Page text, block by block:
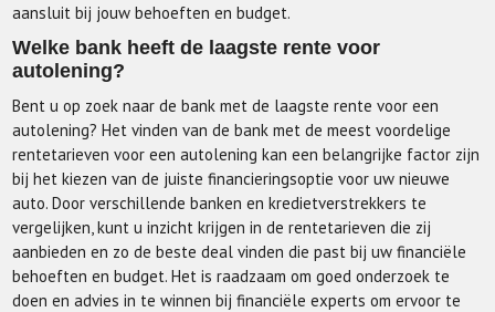
aansluit bij jouw behoeften en budget.
Welke bank heeft de laagste rente voor
autolening?
Bent u op zoek naar de bank met de laagste rente voor een
autolening? Het vinden van de bank met de meest voordelige
rentetarieven voor een autolening kan een belangrijke factor zijn
bij het kiezen van de juiste financieringsoptie voor uw nieuwe
auto. Door verschillende banken en kredietverstrekkers te
vergelijken, kunt u inzicht krijgen in de rentetarieven die zij
aanbieden en zo de beste deal vinden die past bij uw financiële
behoeften en budget. Het is raadzaam om goed onderzoek te
doen en advies in te winnen bij financiële experts om ervoor te